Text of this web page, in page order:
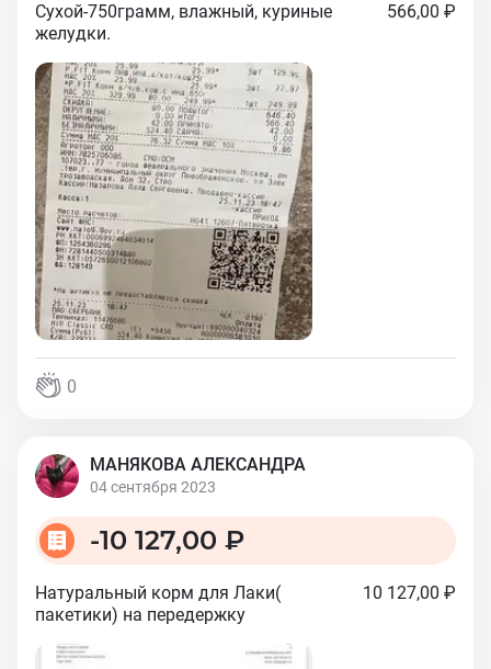
Сухой-750грамм, влажный, куриные
желудки.
566,00 ₽
0
МАНЯКОВА АЛЕКСАНДРА
04 сентября 2023
-10 127,00 ₽
Натуральный корм для Лаки(
пакетики) на передержку
10 127,00 ₽